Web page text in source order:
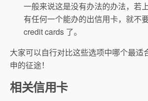
一般来说这是没有办法的办法，若
有任何一个能办的出信用卡，就不
credit cards 了。
大家可以自行对比这些选项中哪个最适
申的征途！
相关信用卡